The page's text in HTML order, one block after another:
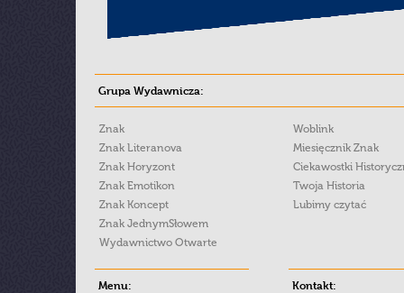
Grupa Wydawnicza:
Znak
Znak Literanova
Znak Horyzont
Znak Emotikon
Znak Koncept
Znak JednymSłowem
Wydawnictwo Otwarte
Woblink
Miesięcznik Znak
Ciekawostki
Twoja Historia
Lubimy czytać
Menu: Kontakt: